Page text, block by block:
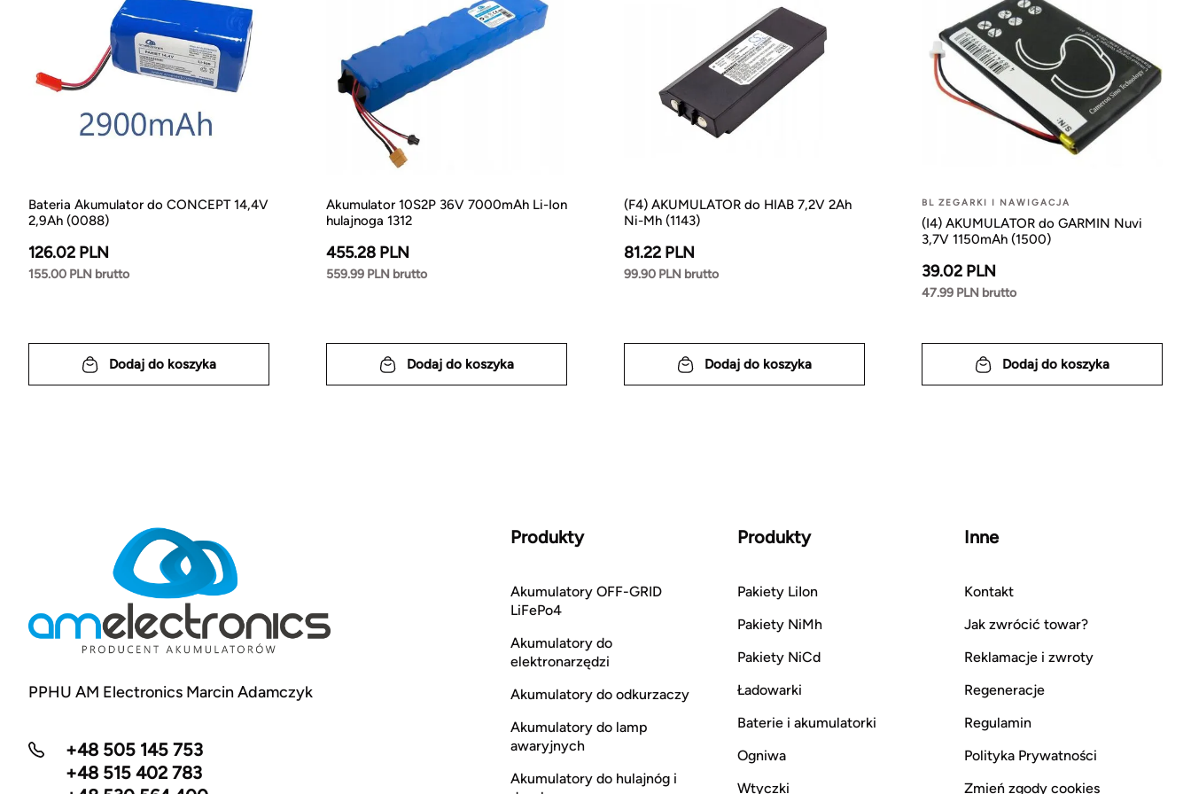
Bateria Akumulator do CONCEPT 14,4V
2,9Ah (0088)
126.02 PLN
155.00 PLN brutto
Dodaj do koszyka
Akumulator 10S2P 36V 7000mAh Li-Ion
hulajnoga 1312
455.28 PLN
559.99 PLN brutto
Dodaj do koszyka
(F4) AKUMULATOR do HIAB 7,2V 2Ah
Ni-Mh (1143)
81.22 PLN
99.90 PLN brutto
Dodaj do koszyka
BL ZEGARKI I NAWIGACJA
(I4) AKUMULATOR do GARMIN Nuvi
3,7V 1150mAh (1500)
39.02 PLN
47.99 PLN brutto
Dodaj do koszyka
PPHU AM Electronics Marcin Adamczyk
+48 505 145 753
+48 515 402 783
Produkty
Akumulatory OFF-GRID
LiFePo4
Akumulatory do
elektronarzędzi
Akumulatory do odkurzaczy
Akumulatory do lamp
awaryjnych
Akumulatory do hulajnóg i
Produkty
Pakiety LiIon
Pakiety NiMh
Pakiety NiCd
Ładowarki
Baterie i akumulatorki
Ogniwa
Wtyczki
Inne
Kontakt
Jak zwrócić towar?
Reklamacje i zwroty
Regeneracje
Regulamin
Polityka Prywatności
Zmień zgody cookies